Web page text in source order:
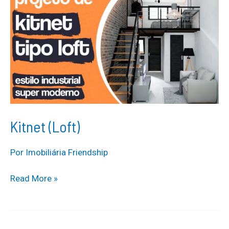
Kitnet (Loft)
Por Imobiliária Friendship
Kitnet
Read More »